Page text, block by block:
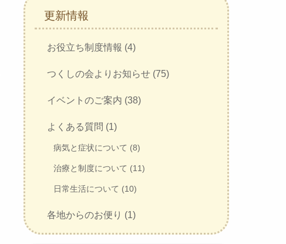
更新情報
お役立ち制度情報 (4)
つくしの会よりお知らせ (75)
イベントのご案内 (38)
よくある質問 (1)
病気と症状について (8)
治療と制度について (11)
日常生活について (10)
各地からのお便り (1)